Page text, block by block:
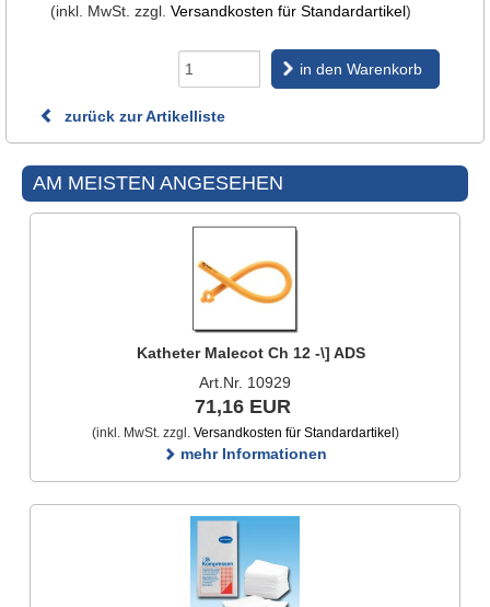
(inkl. MwSt. zzgl. Versandkosten für Standardartikel)
in den Warenkorb
zurück zur Artikelliste
AM MEISTEN ANGESEHEN
Katheter Malecot Ch 12 -\] ADS
Art.Nr. 10929
71,16 EUR
(inkl. MwSt. zzgl. Versandkosten für Standardartikel)
mehr Informationen